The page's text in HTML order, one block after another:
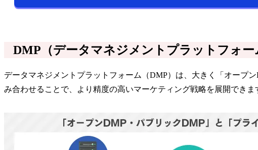
DMP（データマネジメントプラットフォー
データマネジメントプラットフォーム（DMP）は、大きく「オープ
み合わせることで、より精度の高いマーケティング戦略を展開でき